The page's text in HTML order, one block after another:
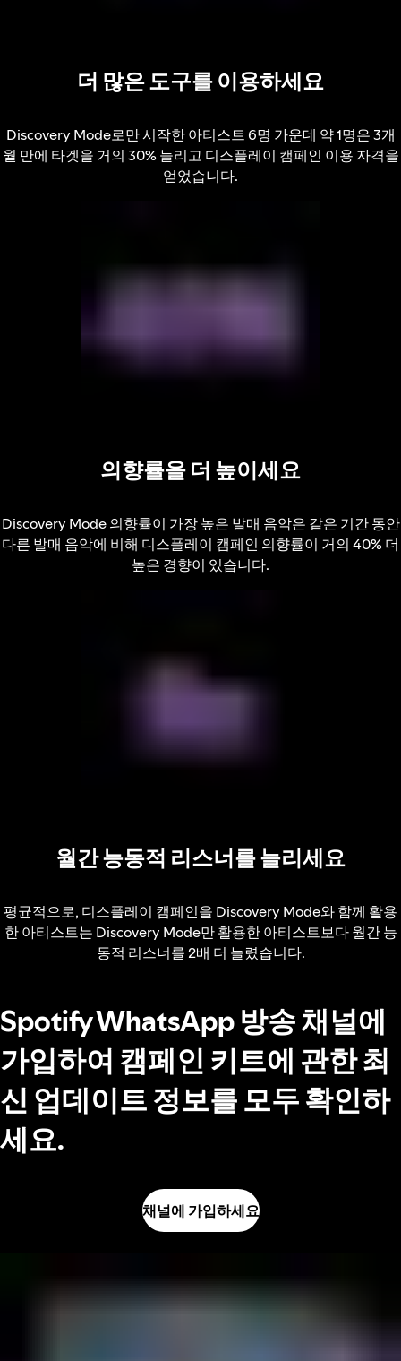
더 많은 도구를 이용하세요
Discovery Mode로만 시작한 아티스트 6명 가운데 약 1명은 3개
월 만에 타겟을 거의 30% 늘리고 디스플레이 캠페인 이용 자격을
얻었습니다.
의향률을 더 높이세요
Discovery Mode 의향률이 가장 높은 발매 음악은 같은 기간 동안
다른 발매 음악에 비해 디스플레이 캠페인 의향률이 거의 40% 더
높은 경향이 있습니다.
월간 능동적 리스너를 늘리세요
평균적으로, 디스플레이 캠페인을 Discovery Mode와 함께 활용
한 아티스트는 Discovery Mode만 활용한 아티스트보다 월간 능
동적 리스너를 2배 더 늘렸습니다.
Spotify WhatsApp 방송 채널에
가입하여 캠페인 키트에 관한 최
신 업데이트 정보를 모두 확인하
세요.
채널에 가입하세요